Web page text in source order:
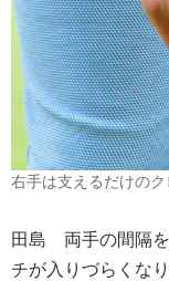
右手は支えるだけの
田島 両手の間隔
チが入りづらくなり